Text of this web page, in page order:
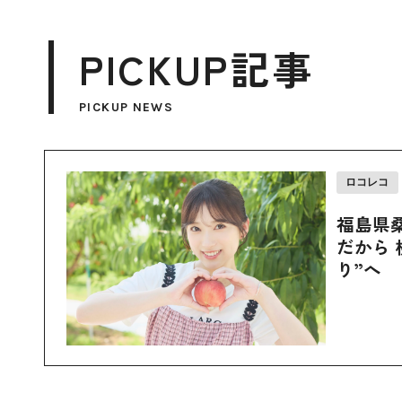
PICKUP記事
PICKUP NEWS
ロコレコ
福島県
だから
り”へ